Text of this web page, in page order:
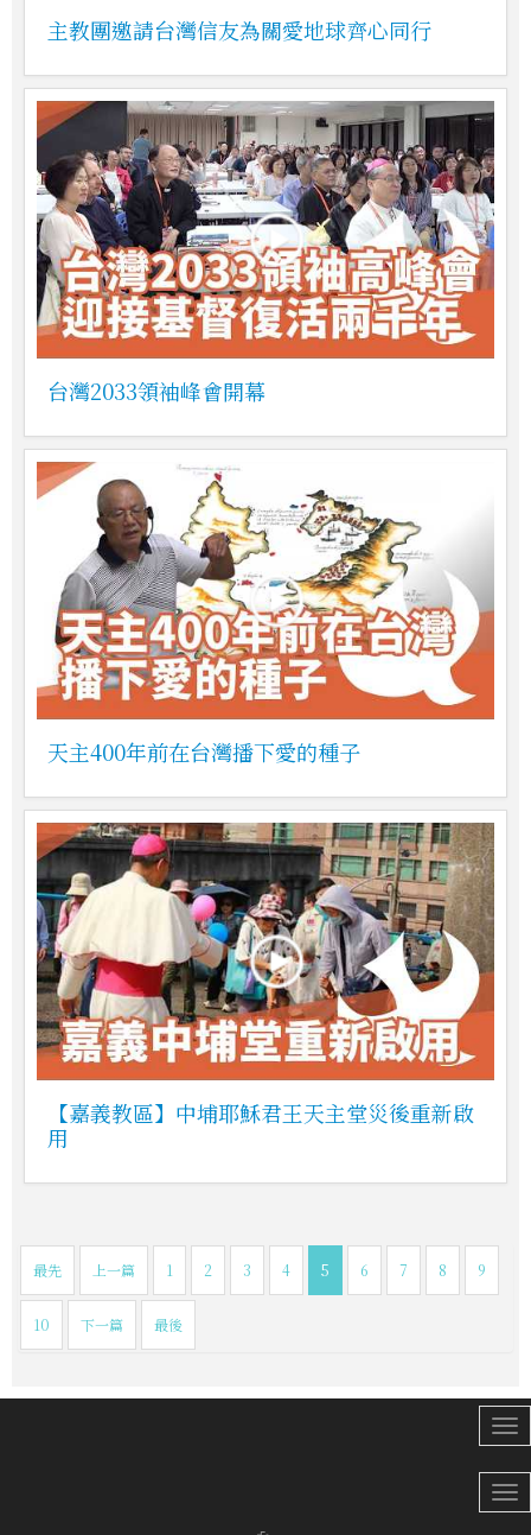
主教團邀請台灣信友為關愛地球齊心同行
台灣2033領袖峰會開幕
天主400年前在台灣播下愛的種子
【嘉義教區】中埔耶穌君王天主堂災後重新啟
用
最先 上一篇 1 2 3 4 5 6 7 8 9
10 下一篇 最後